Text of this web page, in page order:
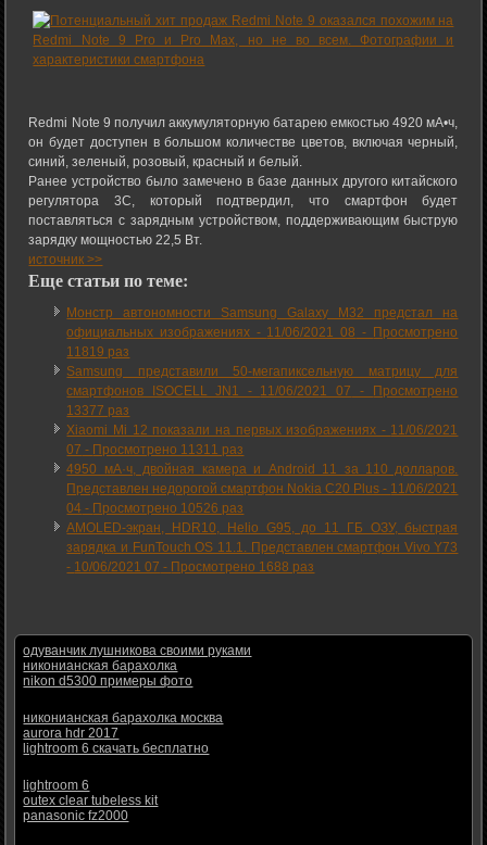
Redmi Note 9 получил аккумуляторную батарею емкостью 4920 мА•ч,
он будет доступен в большом количестве цветов, включая черный,
синий, зеленый, розовый, красный и белый.
Ранее устройство было замечено в базе данных другого китайского
регулятора 3C, который подтвердил, что смартфон будет
поставляться с зарядным устройством, поддерживающим быструю
зарядку мощностью 22,5 Вт.
источник >>
Еще статьи по теме:
Монстр автономности Samsung Galaxy M32 предстал на
официальных изображениях - 11/06/2021 08 - Просмотрено
11819 раз
Samsung представили 50-мегапиксельную матрицу для
смартфонов ISOCELL JN1 - 11/06/2021 07 -
Просмотрено
13377 раз
Xiaomi Mi 12 показали на первых изображениях - 11/06/2021
07 - Просмотрено 11311 раз
4950 мА·ч, двойная камера и Android 11 за 110 долларов.
Представлен недорогой смартфон Nokia C20 Plus - 11/06/2021
04 - Просмотрено 10526 раз
AMOLED-экран, HDR10, Helio G95, до 11 ГБ ОЗУ, быстрая
зарядка и FunTouch OS 11.1. Представлен смартфон Vivo Y73
- 10/06/2021 07 - Просмотрено 1688 раз
одуванчик лушникова своими руками
никонианская барахолка
nikon d5300 примеры фото
никонианская барахолка москва
aurora hdr 2017
lightroom 6 скачать бесплатно
lightroom 6
outex clear tubeless kit
panasonic fz2000